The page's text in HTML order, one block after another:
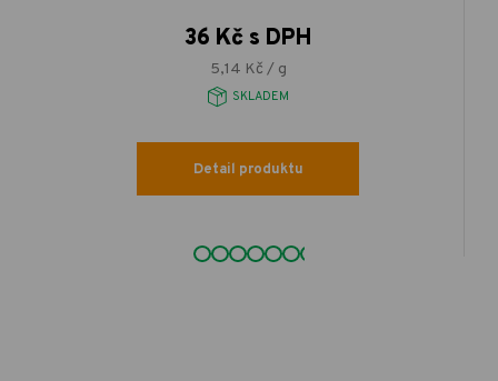
36 Kč s DPH
5,14 Kč / g
SKLADEM
Detail produktu